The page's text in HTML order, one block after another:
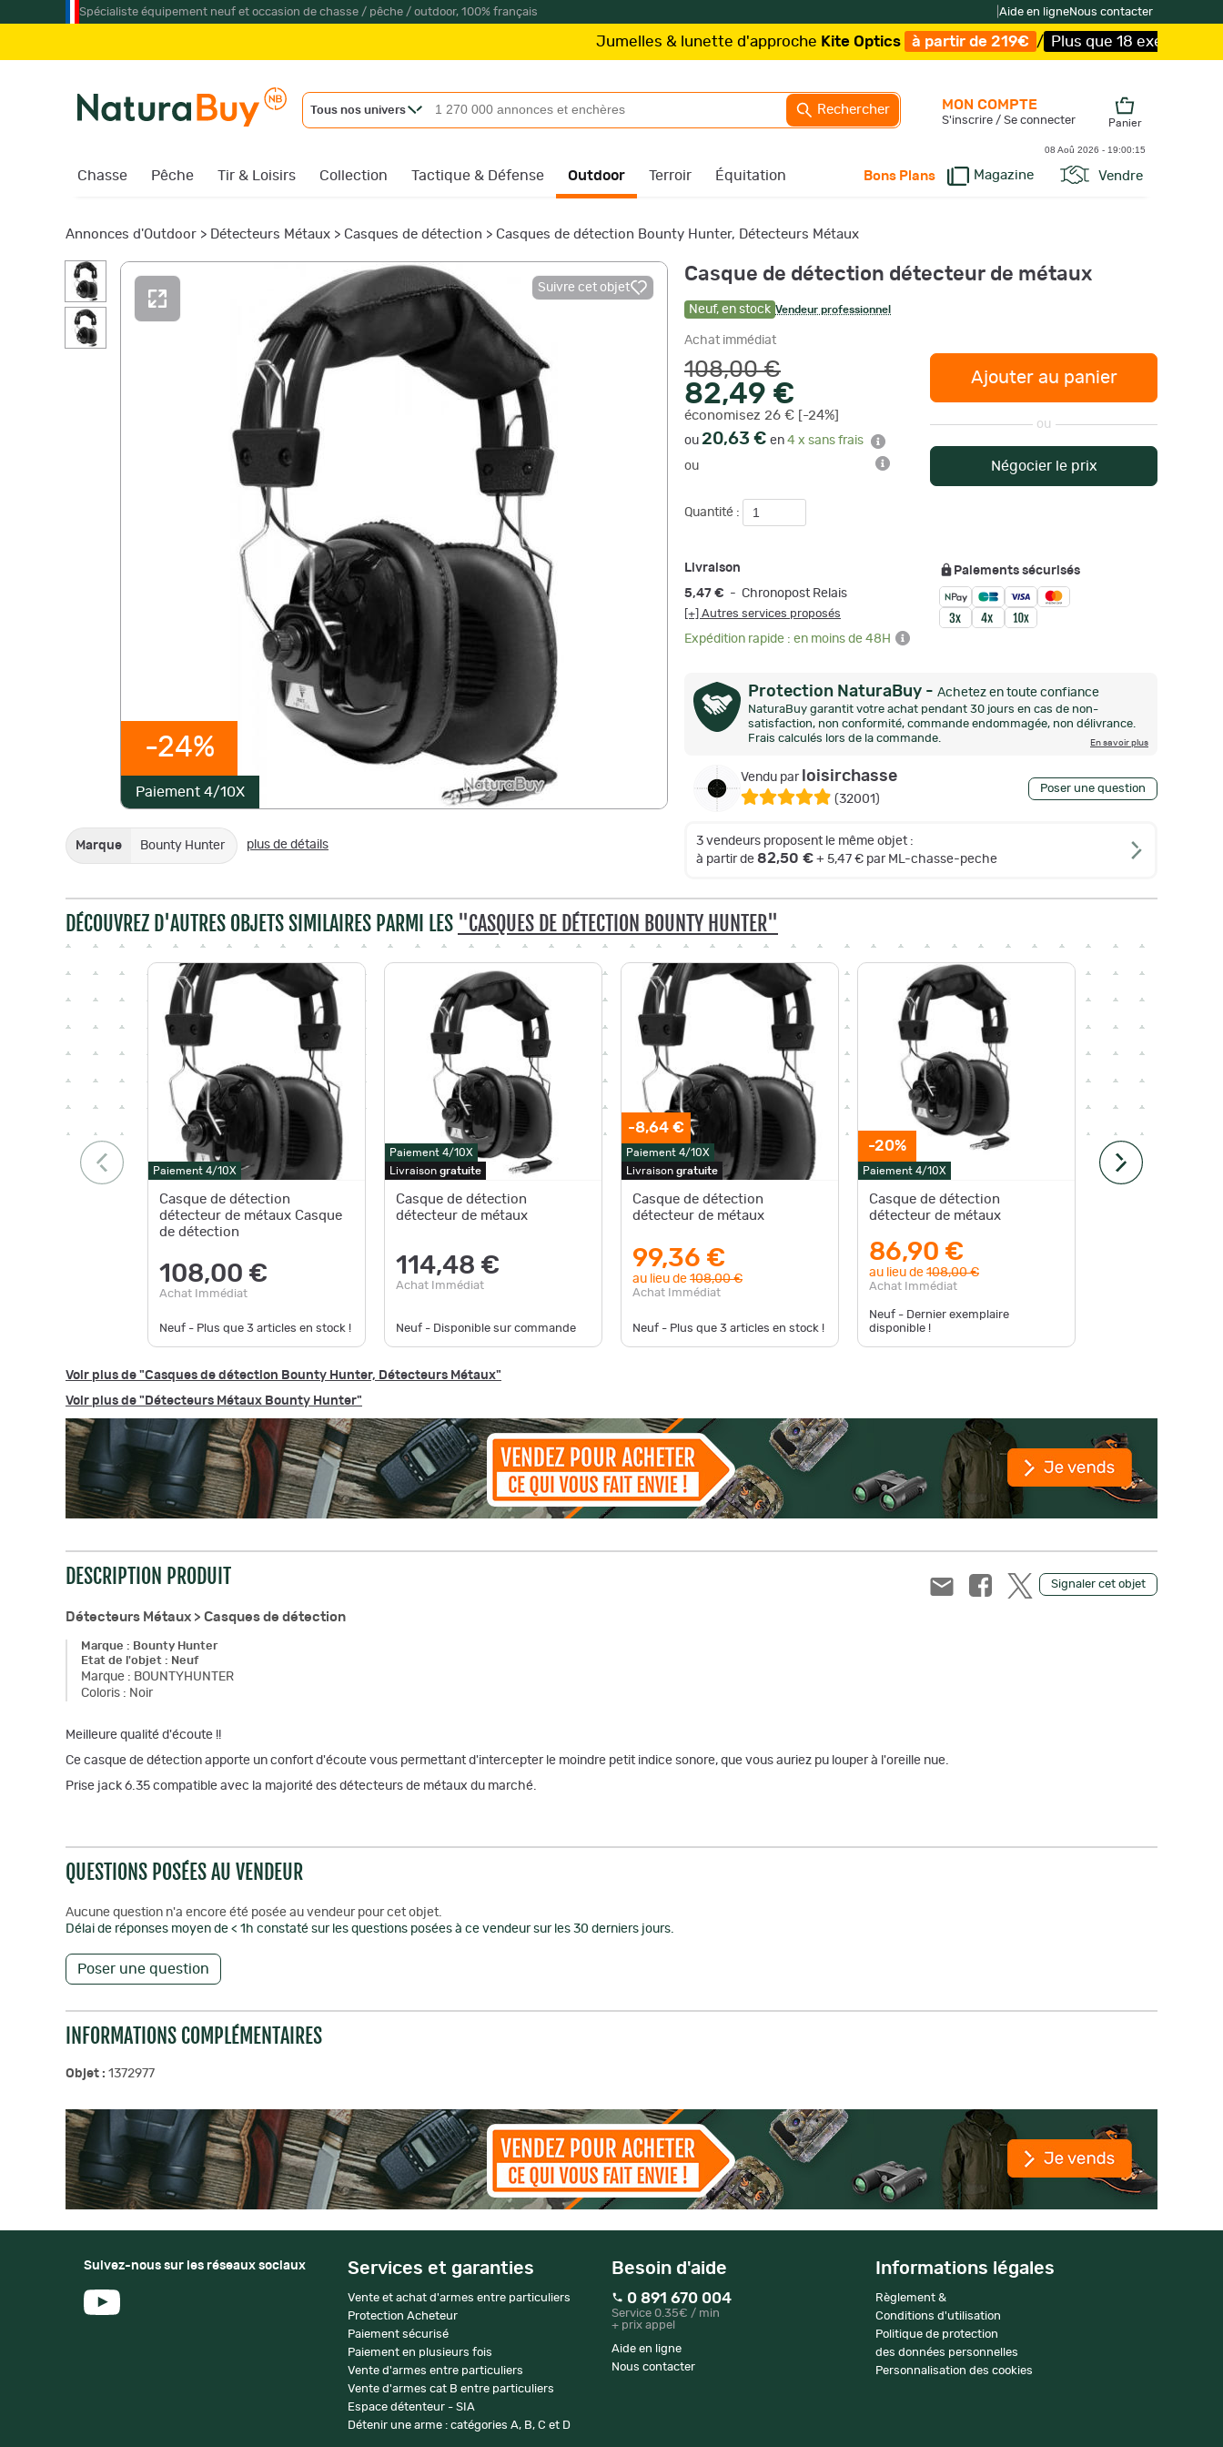
Spécialiste équipement neuf et occasion de chasse / pêche / outdoor, 100% français Aide en ligneNous contacter
Jumelles & lunette d'approcheKite Optics à partir de 219€ / Plus que 18 exemplaires !
Tous nos univers Rechercher
Chasse Pêche Tir & Loisirs Collection Tactique & Défense Outdoor Terroir Équitation Bons Plans Magazine Vendre
MON COMPTE
S'inscrire / Se connecter Panier
08 Aoû 2026 - 19:00:16
Annonces d'Outdoor > Détecteurs Métaux > Casques de détection > Casques de détection Bounty Hunter, Détecteurs Métaux
-24%
Paiement 4/10X
Suivre cet objet
Marque Bounty Hunter plus de détails
Casque de détection détecteur de métaux
Neuf, en stock Vendeur professionnel
Achat immédiat
108,00 €
82,49 €
économisez 26 € [-24%]
ou 20,63 € en 4 x sans frais
ou
Quantité :
Ajouter au panier
ou
Négocier le prix
Livraison
5,47 € - Chronopost Relais
[+] Autres services proposés
Expédition rapide : en moins de 48H
Paiements sécurisés
Protection NaturaBuy - Achetez en toute confiance
NaturaBuy garantit votre achat pendant 30 jours en cas de non-
satisfaction, non conformité, commande endommagée, non délivrance.
Frais calculés lors de la commande.
En savoir plus
Vendu par loisirchasse
(32001 )
Poser une question
3 vendeurs proposent le même objet :
à partir de 82,50 € + 5,47 € par ML-chasse-peche
DÉCOUVREZ D'AUTRES OBJETS SIMILAIRES PARMI LES "CASQUES DE DÉTECTION BOUNTY HUNTER"
Paiement 4/10X
Casque de détection
détecteur de métaux Casque
de détection
108,00 €
Achat Immédiat
Neuf - Plus que 3 articles en stock !
Paiement 4/10X
Livraison gratuite
Casque de détection
détecteur de métaux
114,48 €
Achat Immédiat
Neuf - Disponible sur commande
-8,64 €
Paiement 4/10X
Livraison gratuite
Casque de détection
détecteur de métaux
99,36 €
au lieu de 108,00 €
Achat Immédiat
Neuf - Plus que 3 articles en stock !
-20%
Paiement 4/10X
Casque de détection
détecteur de métaux
86,90 €
au lieu de 108,00 €
Achat Immédiat
Neuf - Dernier exemplaire
disponible !
Voir plus de "Casques de détection Bounty Hunter, Détecteurs Métaux"
Voir plus de "Détecteurs Métaux Bounty Hunter"
Signaler cet objet
DESCRIPTION PRODUIT
Détecteurs Métaux > Casques de détection
Marque : Bounty Hunter
Etat de l'objet : Neuf
Marque : BOUNTYHUNTER
Coloris : Noir
Meilleure qualité d'écoute !!
Ce casque de détection apporte un confort d'écoute vous permettant d'intercepter le moindre petit indice sonore, que vous auriez pu louper à l'oreille nue.
Prise jack 6.35 compatible avec la majorité des détecteurs de métaux du marché.
QUESTIONS POSÉES AU VENDEUR
Aucune question n'a encore été posée au vendeur pour cet objet.
Délai de réponses moyen de < 1h constaté sur les questions posées à ce vendeur sur les 30 derniers jours.
Poser une question
INFORMATIONS COMPLÉMENTAIRES
Objet : 1372977
Suivez-nous sur les réseaux sociaux Services et garanties
Vente et achat d'armes entre particuliers
Protection Acheteur
Paiement sécurisé
Paiement en plusieurs fois
Vente d'armes entre particuliers
Vente d'armes cat B entre particuliers
Espace détenteur - SIA
Détenir une arme : catégories A, B, C et D
Besoin d'aide
0 891 670 004
Service 0.35€ / min
+ prix appel
Aide en ligne
Nous contacter
Informations légales
Règlement &
Conditions d'utilisation
Politique de protection
des données personnelles
Personnalisation des cookies